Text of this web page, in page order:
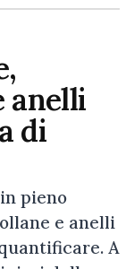
anelli
di
pieno
e anelli
A